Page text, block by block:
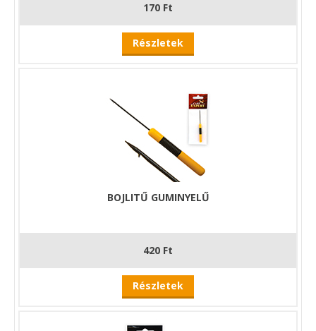
170 Ft
Részletek
BOJLITŰ GUMINYELŰ
420 Ft
Részletek